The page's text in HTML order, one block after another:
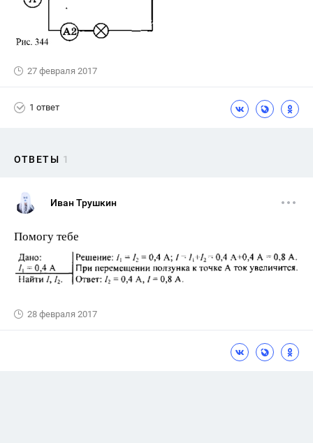
27 февраля 2017
1 ответ
ОТВЕТЫ 1
Иван Трушкин
Помогу тебе
28 февраля 2017